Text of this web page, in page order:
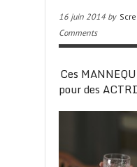
16 juin 2014 by
Comments
Ces
pour des